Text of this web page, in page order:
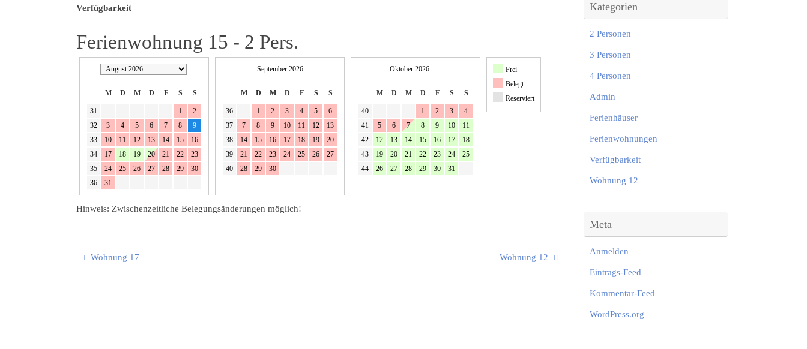
Verfügbarkeit
Ferienwohnung 15 - 2 Pers.
M D M D F S S
31 1
2
32
3 4 5 6 7 8
9
33
10 11 12 13 14 15
16
34
17 18 19 20 21 22
23
35
24 25 26 27 28 29
30
36
31
September 2026
M D M D F S S
36 1 2 3 4 5
6
37
7 8 9 10 11 12
13
38
14 15 16 17 18 19
20
39
21 22 23 24 25 26
27
40
28 29 30
Oktober 2026
M D M D F S S
40 1 2 3
4
41
5 6 7 8 9 10
11
42
12 13 14 15 16 17
18
43
19 20 21 22 23 24
25
44
26 27 28 29 30 31
Frei
Belegt
Reserviert
Hinweis: Zwischenzeitliche Belegungsänderungen möglich!
Wohnung 17 Wohnung 12
Kategorien
2 Personen
3 Personen
4 Personen
Admin
Ferienhäuser
Ferienwohnungen
Verfügbarkeit
Wohnung 12
Meta
Anmelden
Eintrags-Feed
Kommentar-Feed
WordPress.org